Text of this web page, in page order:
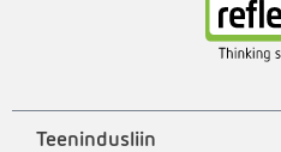
Teenindusliin